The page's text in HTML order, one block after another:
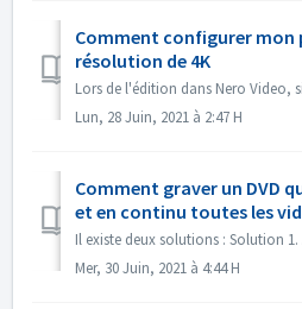
Comment configurer mon
résolution de 4K
Lun, 28 Juin, 2021 à 2:47 H
Comment graver un DVD
et en continu toutes les
Mer, 30 Juin, 2021 à 4:44 H